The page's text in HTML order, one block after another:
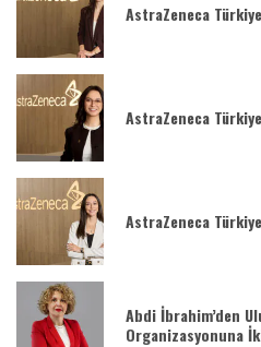
AstraZeneca
AstraZeneca
AstraZeneca
Abdi İbrahim’den
Organizasyonuna